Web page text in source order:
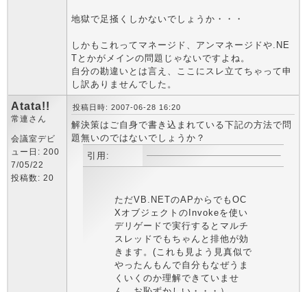
地獄で足掻くしかないでしょうか・・・
しかもこれってマネージド、アンマネージドや.NE
Tとかがメインの問題じゃないですよね。
自分の勘違いとは言え、ここにスレ立てちゃって申
し訳ありませんでした。
Atata!!
常連さん
会議室デビ
ュー日: 200
7/05/22
投稿数: 20
投稿日時: 2007-06-28 16:20
解決策はご自身で書き込まれている下記の方法で問
題無いのではないでしょうか？
引用:
ただVB.NETのAPからでもOC
XオブジェクトのInvokeを使い
デリゲードで実行するとマルチ
スレッドでもちゃんと排他が効
きます。(これも見よう見真似で
やったんもんで自分もなぜうま
くいくのか理解できていませ